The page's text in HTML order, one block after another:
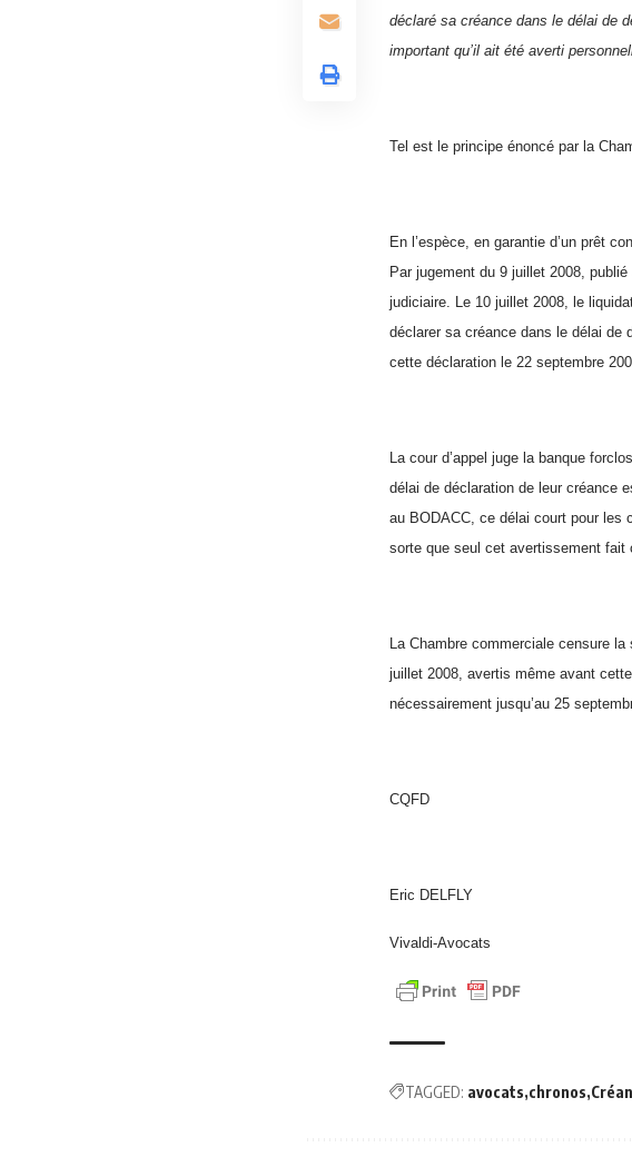
déclaré sa créance dans le délai de
important qu’il ait été averti
Tel est le principe énoncé par la
En l’espèce, en garantie d’un prêt
Par jugement du 9 juillet 2008,
judiciaire. Le 10 juillet 2008, le
déclarer sa créance dans le délai de
cette déclaration le 22 septembre
La cour d’appel juge la banque
délai de déclaration de leur créance
au BODACC, ce délai court pour les
sorte que seul cet avertissement fait
La Chambre commerciale censure
juillet 2008, avertis même avant
nécessairement jusqu’au 25
CQFD
Eric DELFLY
Vivaldi-Avocats
TAGGED: avocats chronos